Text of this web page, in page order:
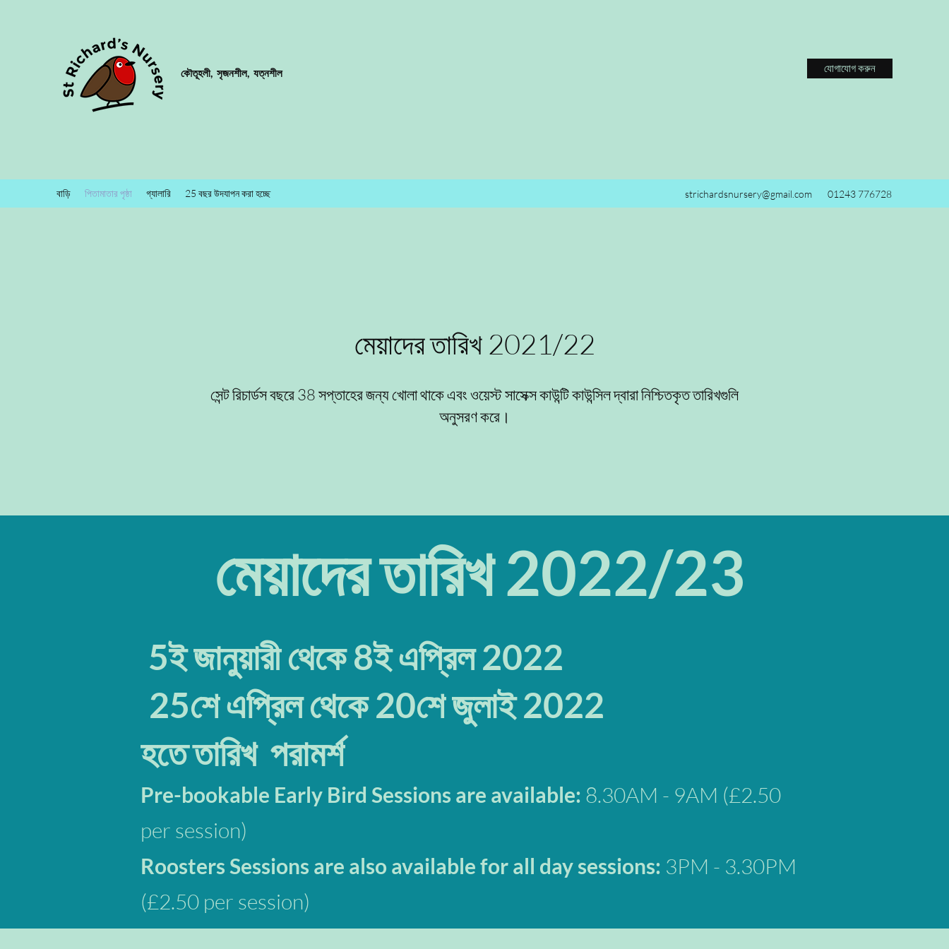
কৌতূহলী, সৃজনশীল, যত্নশীল যোগাযোগ করুন
বাড়ি পিতামাতার পৃষ্ঠা গ্যালারি 25 বছর উদযাপন করা হচ্ছে strichardsnursery@gmail.com 01243 776728
মেয়াদের তারিখ 2021/22
সেন্ট রিচার্ডস বছরে 38 সপ্তাহের জন্য খোলা থাকে এবং ওয়েস্ট সাসেক্স কাউন্টি কাউন্সিল দ্বারা নিশ্চিতকৃত তারিখগুলি
অনুসরণ করে।
মেয়াদের তারিখ 2022/23
5ই জানুয়ারী থেকে 8ই এপ্রিল 2022
25শে এপ্রিল থেকে 20শে জুলাই 2022
হতে তারিখ পরামর্শ
Pre-bookable Early Bird Sessions are available: 8.30AM - 9AM (£2.50
per session)
Roosters Sessions are also available for all day sessions: 3PM - 3.30PM
(£2.50 per session)